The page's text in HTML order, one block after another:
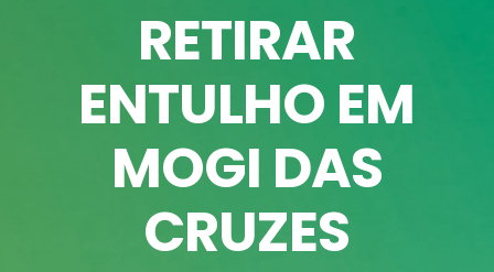
RETIRAR
ENTULHO EM
MOGI DAS
CRUZES